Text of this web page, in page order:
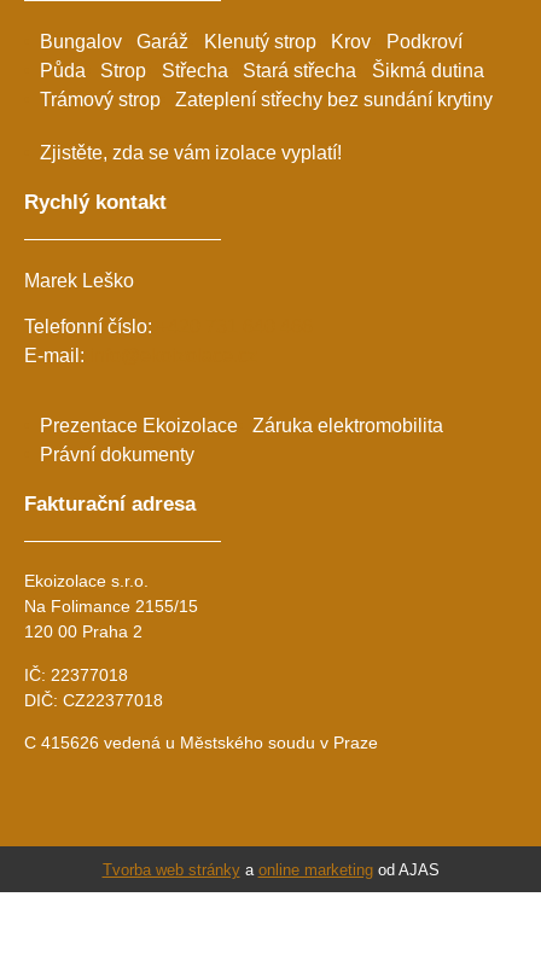
Bungalov Garáž Klenutý strop Krov
Podkroví
Půda
Strop Střecha Stará střecha
Šikmá dutina
Trámový strop
Zateplení střechy bez sundání krytiny
Zjistěte, zda se vám izolace vyplatí!
Rychlý kontakt
Marek Leško
Telefonní číslo:
E-mail:
Prezentace Ekoizolace
Záruka elektromobilita
Právní dokumenty
Fakturační adresa
Ekoizolace s.r.o.
Na Folimance 2155/15
120 00 Praha 2
IČ: 22377018
DIČ: CZ22377018
C 415626 vedená u Městského soudu v Praze
Tvorba web stránkya online marketingod AJAS